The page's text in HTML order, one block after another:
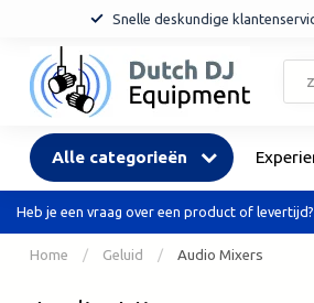
Snelle deskundige
Alle categorieën
Heb je een vraag over een product of
Home / Geluid / Audio Mixers